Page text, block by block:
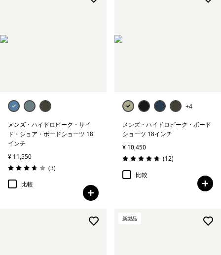
メンズ・ハイドロピーク・サイ
ド・ショア・ボードショーツ 18
インチ
¥ 11,550
評価: 3.7 / 5
(3レビュー
)
比較
+4
メンズ・ハイドロピーク・ボード
ショーツ 18インチ
¥ 10,450
評価: 4.8 / 5
(12レビュー
)
比較
新製品